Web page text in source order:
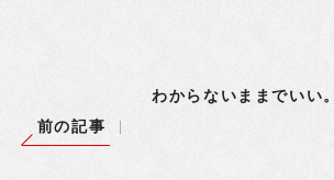
わからないままでいい。
前の記事